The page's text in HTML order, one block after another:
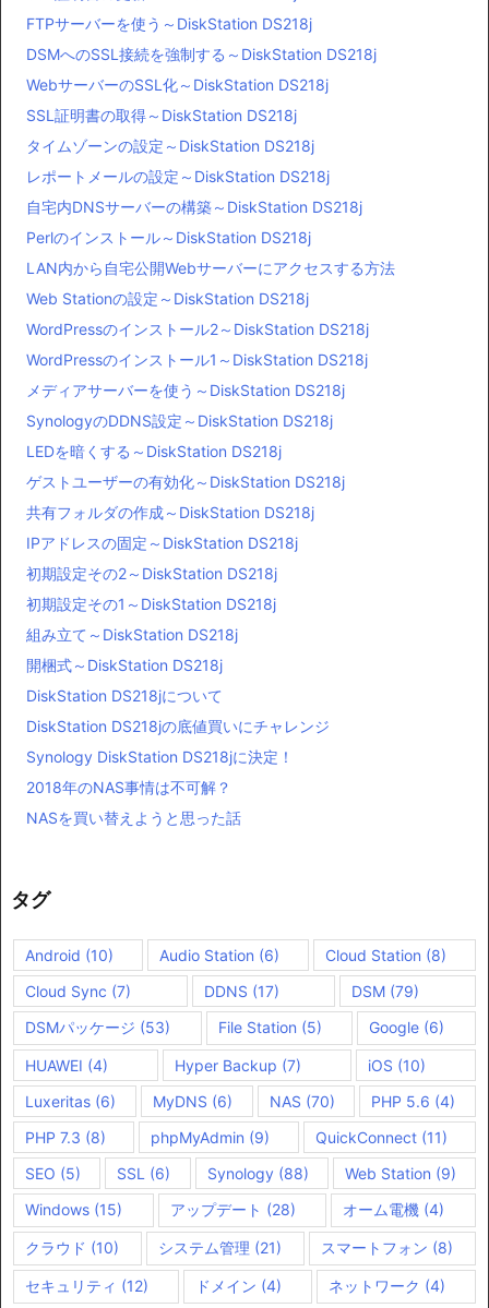
FTPサーバーを使う～DiskStation DS218j
DSMへのSSL接続を強制する～DiskStation DS218j
WebサーバーのSSL化～DiskStation DS218j
SSL証明書の取得～DiskStation DS218j
タイムゾーンの設定～DiskStation DS218j
レポートメールの設定～DiskStation DS218j
自宅内DNSサーバーの構築～DiskStation DS218j
Perlのインストール～DiskStation DS218j
LAN内から自宅公開Webサーバーにアクセスする方法
Web Stationの設定～DiskStation DS218j
WordPressのインストール2～DiskStation DS218j
WordPressのインストール1～DiskStation DS218j
メディアサーバーを使う～DiskStation DS218j
SynologyのDDNS設定～DiskStation DS218j
LEDを暗くする～DiskStation DS218j
ゲストユーザーの有効化～DiskStation DS218j
共有フォルダの作成～DiskStation DS218j
IPアドレスの固定～DiskStation DS218j
初期設定その2～DiskStation DS218j
初期設定その1～DiskStation DS218j
組み立て～DiskStation DS218j
開梱式～DiskStation DS218j
DiskStation DS218jについて
DiskStation DS218jの底値買いにチャレンジ
Synology DiskStation DS218jに決定！
2018年のNAS事情は不可解？
NASを買い替えようと思った話
タグ
Android (10) Audio Station (6) Cloud Station (8)
Cloud Sync (7) DDNS (17) DSM (79)
DSMパッケージ (53) File Station (5) Google (6)
HUAWEI (4) Hyper Backup (7) iOS (10)
Luxeritas (6) MyDNS (6) NAS (70) PHP 5.6 (4)
PHP 7.3 (8) phpMyAdmin (9) QuickConnect(11)
SEO (5) SSL (6) Synology (88) Web Station (9)
Windows (15) アップデート (28) オーム電機 (4)
クラウド (10) システム管理 (21) スマートフォン (8)
セキュリティ (12) ドメイン (4) ネットワーク (4)